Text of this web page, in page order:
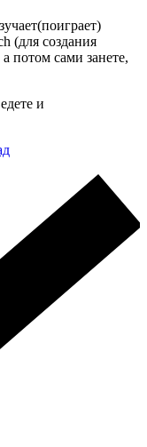
(для создания
потом сами занете,
и